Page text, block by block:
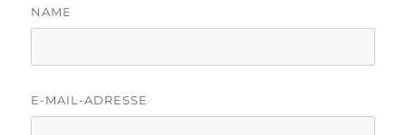
NAME
E-MAIL-ADRESSE